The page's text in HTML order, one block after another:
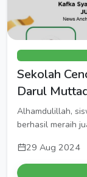
Sekolah
Darul
Alhamdulillah,
berhasil meraih
29 Aug 2024